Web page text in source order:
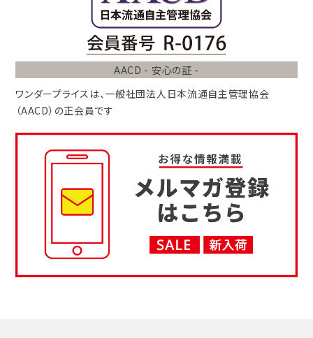
AACD - 安心の証 -
ワンダープライスは、 一般社団法人 日本流通自主管理協会
（AACD） の正会員です